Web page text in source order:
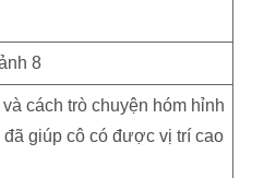
cách trò chuyện hóm hỉnh
đã giúp cô có được vị trí cao